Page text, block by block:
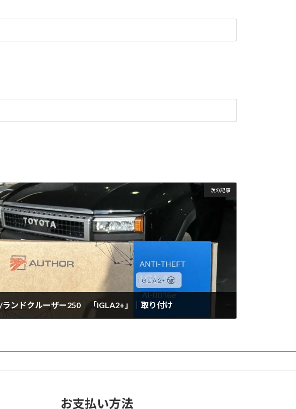
次の記事
ランドクルーザー250｜「IGLA2+」｜取り付け
お支払い方法